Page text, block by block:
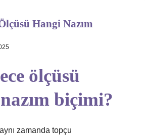
Hangi Nazım
ölçüsü
biçimi?
zamanda topçu